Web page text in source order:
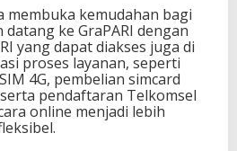
membuka kemudahan bagi
ke GraPARI dengan
yang dapat diakses juga di
proses layanan, seperti
4G, pembelian simcard
pendaftaran Telkomsel
online menjadi lebih